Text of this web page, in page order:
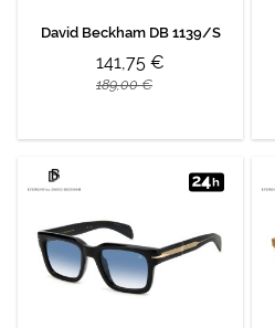
David Beckham DB 1139/S
141,75 €
189,00 €